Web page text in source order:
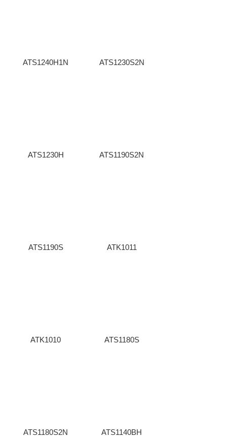
ATS1240H1N ATS1230S2N
ATS1230H ATS1190S2N
ATS1190S ATK1011
ATK1010 ATS1180S
ATS1180S2N ATS1140BH